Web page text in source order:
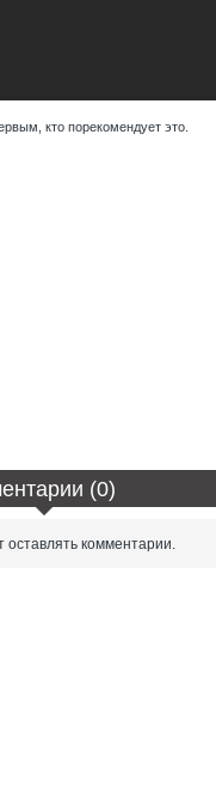
кто порекомендует это.
(0)
оставлять комментарии.